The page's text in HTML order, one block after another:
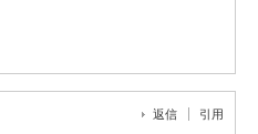
返信 引用